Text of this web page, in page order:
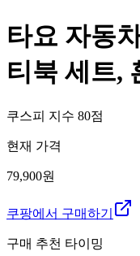
타요 자동
티북 세트,
쿠스피 지수 80점
현재 가격
79,900원
쿠팡에서 구매하기
구매 추천 타이밍